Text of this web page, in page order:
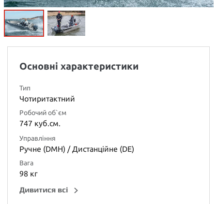
Основні характеристики
Тип
Чотиритактний
Робочий об`єм
747 куб.см.
Управління
Ручне (DMH) / Дистанційне (DE)
Вага
98 кг
Дивитися всі